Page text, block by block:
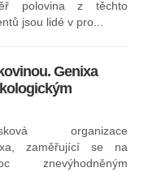
polovina z těchto
jsou lidé v pro...
Genixa
organizace
zaměřující se na
znevýhodněným